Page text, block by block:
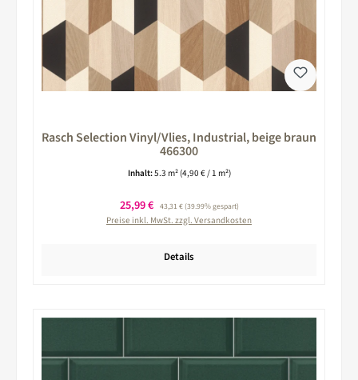
Rasch Selection Vinyl/Vlies, Industrial, beige braun
466300
Inhalt:5.3 m² (4,90 € / 1 m²)
Verkaufspreis:
25,99 € Regulärer Preis:
43,31 €(39.99% gespart)
Preise inkl. MwSt. zzgl. Versandkosten
Details